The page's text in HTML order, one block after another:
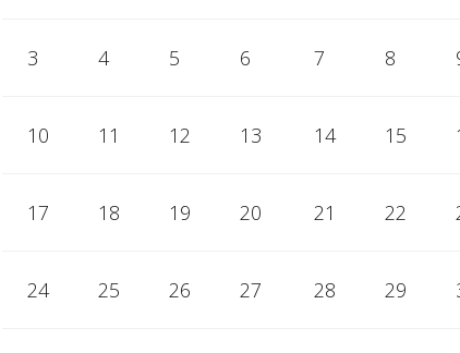
3 4 5 6 7 8
10 11 12 13 14 15
17 18 19 20 21 22
24 25 26 27 28 29